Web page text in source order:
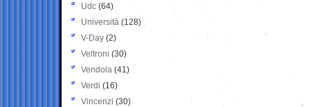
Udc (64)
Università (128)
V-Day (2)
Veltroni (30)
Vendola (41)
Verdi (16)
Vincenzi (30)